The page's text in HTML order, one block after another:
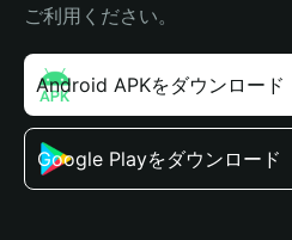
ご利用ください。
Android APKをダウンロード
Google Playをダウンロード